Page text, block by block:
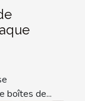
boîtes de...